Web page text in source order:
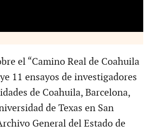
el “Camino Real de Coahuila
11 ensayos de investigadores
de Coahuila, Barcelona,
de Texas en San
General del Estado de